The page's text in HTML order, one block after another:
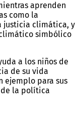
aprenden
como la
justicia climática, y
simbólico
a los niños de
de su vida
ejemplo para sus
de la política